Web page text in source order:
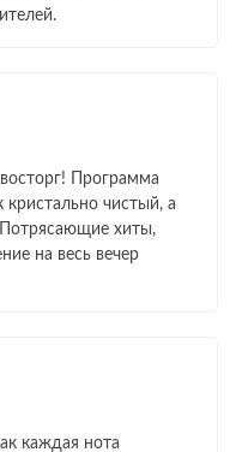
Программа
чистый, а
хиты,
на весь вечер
каждая нота